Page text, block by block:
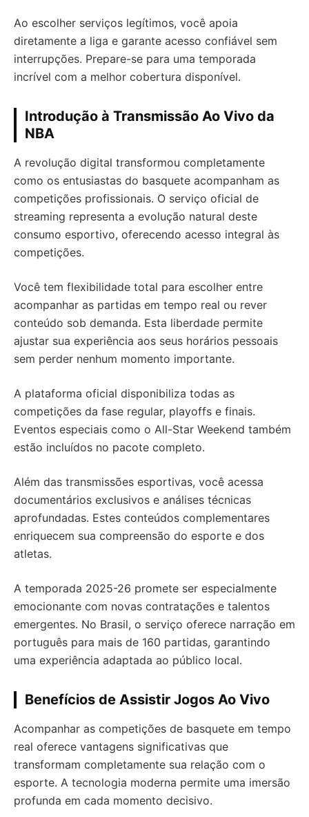
Ao escolher serviços legítimos, você apoia
diretamente a liga e garante acesso confiável sem
interrupções. Prepare-se para uma temporada
incrível com a melhor cobertura disponível.
Introdução à Transmissão Ao Vivo da
NBA
A revolução digital transformou completamente
como os entusiastas do basquete acompanham as
competições profissionais. O serviço oficial de
streaming representa a evolução natural deste
consumo esportivo, oferecendo acesso integral às
competições.
Você tem flexibilidade total para escolher entre
acompanhar as partidas em tempo real ou rever
conteúdo sob demanda. Esta liberdade permite
ajustar sua experiência aos seus horários pessoais
sem perder nenhum momento importante.
A plataforma oficial disponibiliza todas as
competições da fase regular, playoffs e finais.
Eventos especiais como o All-Star Weekend também
estão incluídos no pacote completo.
Além das transmissões esportivas, você acessa
documentários exclusivos e análises técnicas
aprofundadas. Estes conteúdos complementares
enriquecem sua compreensão do esporte e dos
atletas.
A temporada 2025-26 promete ser especialmente
emocionante com novas contratações e talentos
emergentes. No Brasil, o serviço oferece narração em
português para mais de 160 partidas, garantindo
uma experiência adaptada ao público local.
Benefícios de Assistir Jogos Ao Vivo
Acompanhar as competições de basquete em tempo
real oferece vantagens significativas que
transformam completamente sua relação com o
esporte. A tecnologia moderna permite uma imersão
profunda em cada momento decisivo.